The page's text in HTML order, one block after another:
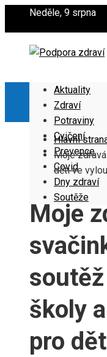
Neděle, 9 srpna
Aktuality
Zdraví
Potraviny
Cvičení
Prevence
Covid
Dny zdraví
Soutěže
Hlavní
Moje
děti ve
Moje
školy
pro